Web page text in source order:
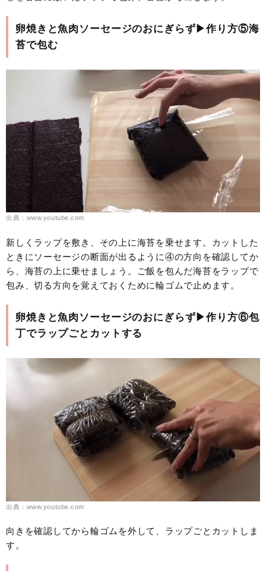
卵焼きと魚肉ソーセージのおにぎらず▶作り方⑤海
苔で包む
出典：www.youtube.com
新しくラップを敷き、その上に海苔を乗せます。カットした
ときにソーセージの断面が出るように④の方向を確認してか
ら、海苔の上に乗せましょう。ご飯を包んだ海苔をラップで
包み、切る方向を覚えておくために輪ゴムで止めます。
卵焼きと魚肉ソーセージのおにぎらず▶作り方⑥包
丁でラップごとカットする
出典：www.youtube.com
向きを確認してから輪ゴムを外して、ラップごとカットしま
す。